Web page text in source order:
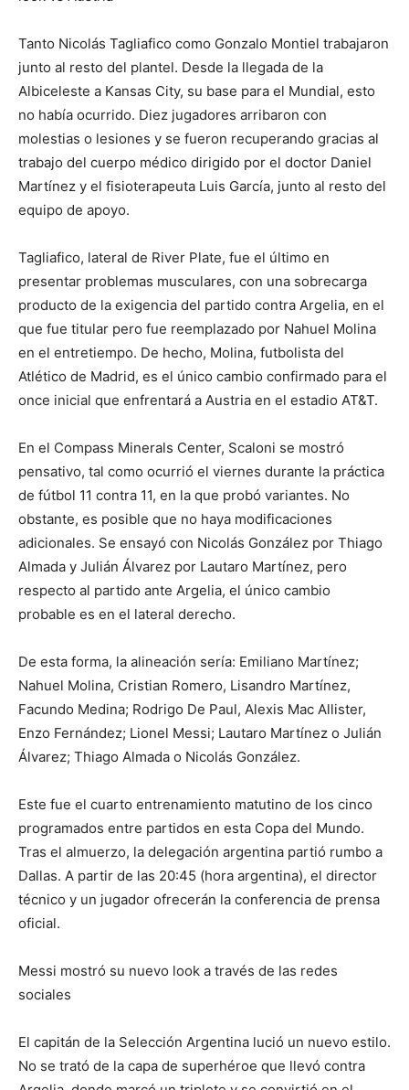
Tanto Nicolás Tagliafico como Gonzalo Montiel trabajaron
junto al resto del plantel. Desde la llegada de la
Albiceleste a Kansas City, su base para el Mundial, esto
no había ocurrido. Diez jugadores arribaron con
molestias o lesiones y se fueron recuperando gracias al
trabajo del cuerpo médico dirigido por el doctor Daniel
Martínez y el fisioterapeuta Luis García, junto al resto del
equipo de apoyo.
Tagliafico, lateral de River Plate, fue el último en
presentar problemas musculares, con una sobrecarga
producto de la exigencia del partido contra Argelia, en el
que fue titular pero fue reemplazado por Nahuel Molina
en el entretiempo. De hecho, Molina, futbolista del
Atlético de Madrid, es el único cambio confirmado para el
once inicial que enfrentará a Austria en el estadio AT&T.
En el Compass Minerals Center, Scaloni se mostró
pensativo, tal como ocurrió el viernes durante la práctica
de fútbol 11 contra 11, en la que probó variantes. No
obstante, es posible que no haya modificaciones
adicionales. Se ensayó con Nicolás González por Thiago
Almada y Julián Álvarez por Lautaro Martínez, pero
respecto al partido ante Argelia, el único cambio
probable es en el lateral derecho.
De esta forma, la alineación sería: Emiliano Martínez;
Nahuel Molina, Cristian Romero, Lisandro Martínez,
Facundo Medina; Rodrigo De Paul, Alexis Mac Allister,
Enzo Fernández; Lionel Messi; Lautaro Martínez o Julián
Álvarez; Thiago Almada o Nicolás González.
Este fue el cuarto entrenamiento matutino de los cinco
programados entre partidos en esta Copa del Mundo.
Tras el almuerzo, la delegación argentina partió rumbo a
Dallas. A partir de las 20:45 (hora argentina), el director
técnico y un jugador ofrecerán la conferencia de prensa
oficial.
Messi mostró su nuevo look a través de las redes
sociales
El capitán de la Selección Argentina lució un nuevo estilo.
No se trató de la capa de superhéroe que llevó contra